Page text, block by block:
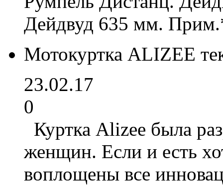
Дейдвуд 635 мм.
Мотокуртка ALIZEE
23.02.17
0
Куртка Alizee была
женщин. Если и есть
воплощены все